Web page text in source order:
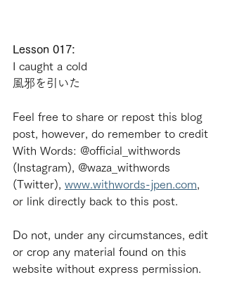
Lesson 017:
I caught a cold
風邪を引いた
Feel free to share or repost this blog
post, however, do remember to credit
With Words: @official_withwords
(Instagram), @waza_withwords
(Twitter), www.withwords-jpen.com
or link directly back to this post.
Do not, under any circumstances, edit
or crop any material found on this
website without express permission.